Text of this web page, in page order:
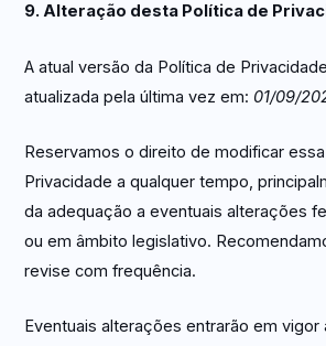
9. Alteração desta Política de
A atual versão da Política de
atualizada pela última vez em: 01/09/
Reservamos o direito de modificar
Privacidade a qualquer tempo,
da adequação a eventuais alterações
ou em âmbito legislativo.
revise com frequência.
Eventuais alterações entrarão em vigor